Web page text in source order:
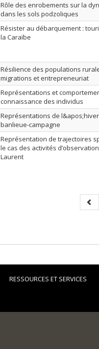
Rôle des enrobements sur la
dans les sols podzoliques
Résister au débarquement :
la Caraïbe
Résilience des populations
migrations et entrepreneuriat
Représentations et
connaissance des individus
Représentations de
banlieue-campagne
Représentation de trajectoires
le cas des activités
Laurent
RESSOURCES ET SERVICES